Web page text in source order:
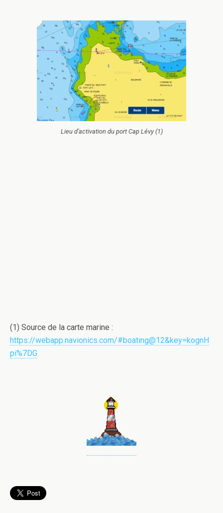
Lieu d’activation du port Cap Lévy (1)
(1) Source de la carte marine :
https://webapp.navionics.com/#boating@12&key=kognH
pi%7DG